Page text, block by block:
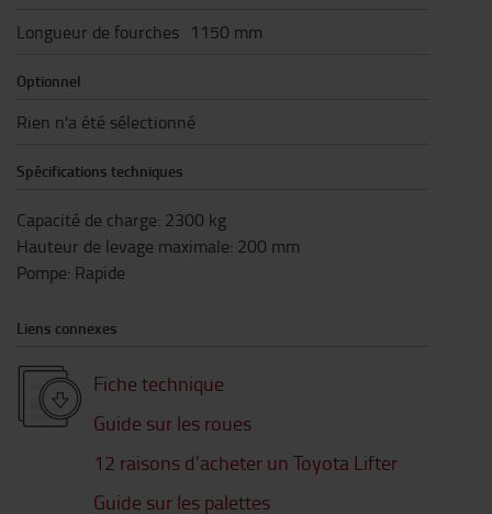
Longueur de fourches 1150 mm
Optionnel
Rien n'a été sélectionné
Spécifications techniques
Capacité de charge: 2300 kg
Hauteur de levage maximale: 200 mm
Pompe: Rapide
Liens connexes
Fiche technique
Guide sur les roues
12 raisons d’acheter un Toyota Lifter
Guide sur les palettes